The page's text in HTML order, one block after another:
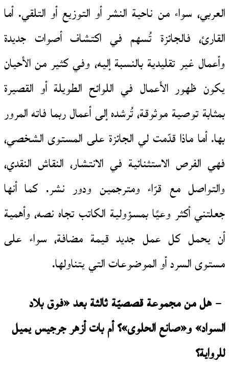
العربي، سواء من ناحية النشر أو التوزيع أو التلقي. أما
القارئ، فالجائزة تُسهم في اكتشاف أصوات جديدة
وأعمال غير تقليدية بالنسبة إليه، وفي كثير من الأحيان
يكون ظهور الأعمال في اللوائح الطويلة أو القصيرة
بمثابة توصية موثوقة، تُرشده إلى أعمال ربما فاته المرور
بها. أما ماذا قدّمت لي الجائزة على المستوى الشخصي،
فهي الفرص الاستثنائية في الانتشار، النقاش النقدي،
والتواصل مع قرّاء ومترجمين ودور نشر. كما أنها
جعلتني أكثر وعيًا بمسؤولية الكاتب تجاه نصه، وأهمية
أن يحمل كل عمل جديد قيمة مضافة، سواء على
مستوى السرد أو الموضوعات التي يتناولها.
– هل من مجموعة قصصيّة ثالثة بعد «فوق بلاد
السواد» و«صانع الحلوى»؟ أم بات أزهر جرجيس يميل
للرواية؟